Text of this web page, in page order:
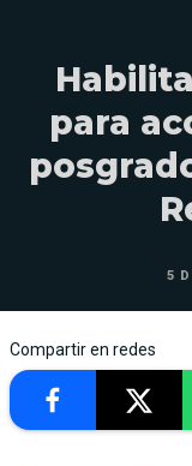
para
5
Compartir en redes